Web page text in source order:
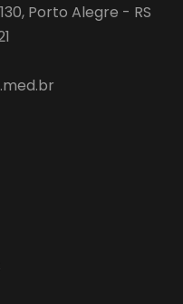
Porto Alegre - RS